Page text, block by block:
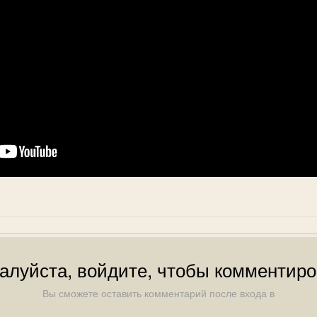
войдите, чтобы
Вы сможете оставить комментарий после входа в